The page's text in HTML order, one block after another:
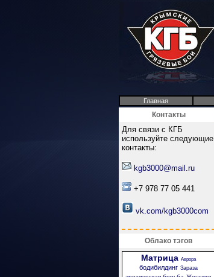
Главная
Контакты
Для связи с КГБ
используйте следующие
контакты:
kgb3000@mail.ru
+7 978 77 05 441
vk.com/kgb3000com
Облако тэгов
Матрица Аврора
бодибилдинг Зараза